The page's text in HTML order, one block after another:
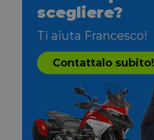
scegliere?
Ti aiuta Francesco!
Contattalo subito!